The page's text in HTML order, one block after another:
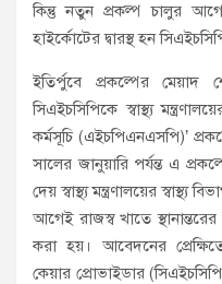
কিন্তু নতুন প্রকল্প চালুর
হাইর্কোটের দ্বারস্থ হন
ইতির্পুবে প্রকল্পের
সিএইচসিপিকে স্বাস্থ্য
কর্মসূচি (এইচপিএনএসপি)’
সালের জানুয়ারি পর্যন্ত এ
দেয় স্বাস্থ্য মন্ত্রণালয়ের স্বাস্থ্য
আগেই রাজস্ব খাতে
করা হয়। আবেদনের
কেয়ার প্রোভাইডার